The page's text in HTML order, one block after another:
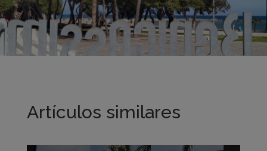
Artículos similares